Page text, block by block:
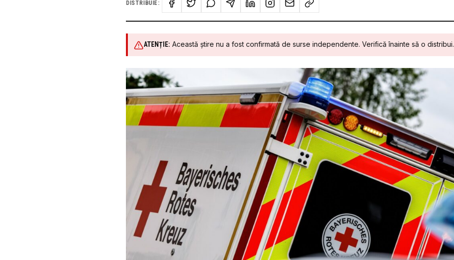
DISTRIBUIE:
ATENȚIE: Această știre nu a fost confirmată de surse independente. Verifică înainte să o distribui.